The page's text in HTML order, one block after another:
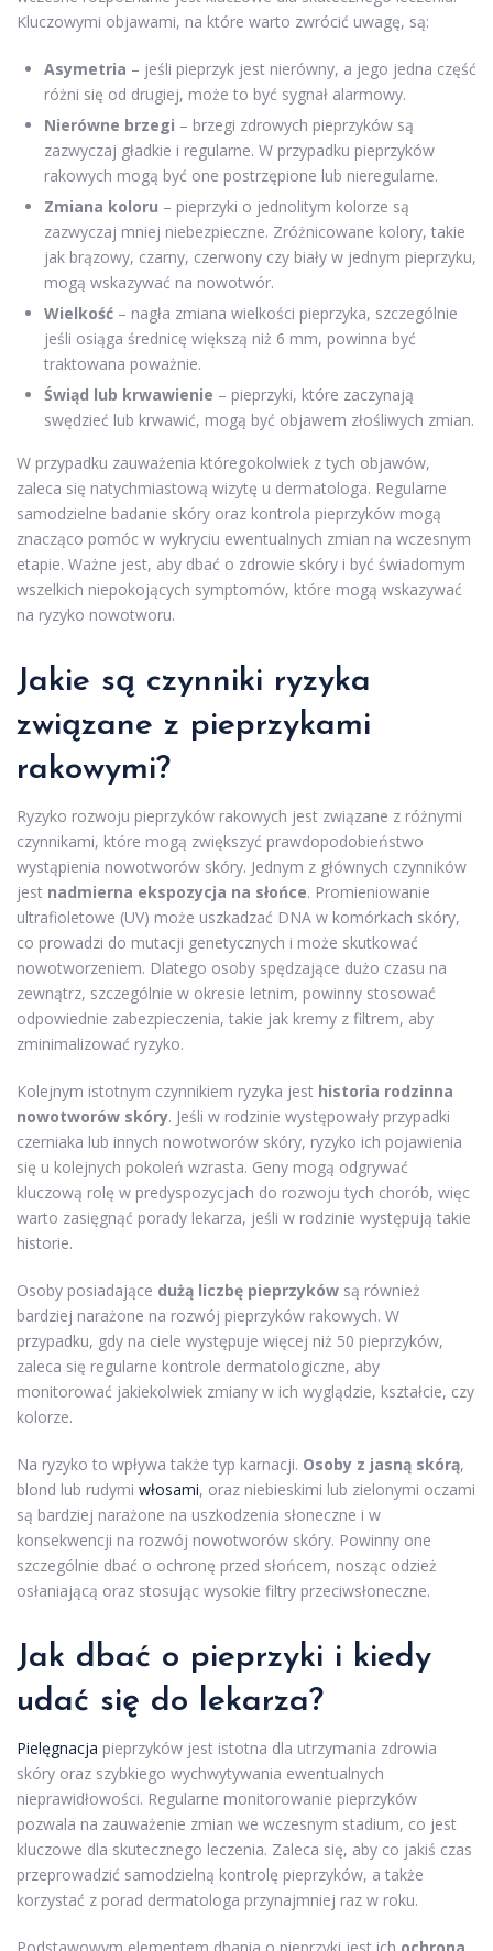
Kluczowymi objawami, na które warto zwrócić uwagę, są:
Asymetria – jeśli pieprzyk jest nierówny, a jego jedna część
różni się od drugiej, może to być sygnał alarmowy.
Nierówne brzegi – brzegi zdrowych pieprzyków są
zazwyczaj gładkie i regularne. W przypadku pieprzyków
rakowych mogą być one postrzępione lub nieregularne.
Zmiana koloru – pieprzyki o jednolitym kolorze są
zazwyczaj mniej niebezpieczne. Zróżnicowane kolory, takie
jak brązowy, czarny, czerwony czy biały w jednym pieprzyku,
mogą wskazywać na nowotwór.
Wielkość – nagła zmiana wielkości pieprzyka, szczególnie
jeśli osiąga średnicę większą niż 6 mm, powinna być
traktowana poważnie.
Świąd lub krwawienie – pieprzyki, które zaczynają
swędzieć lub krwawić, mogą być objawem złośliwych zmian.
W przypadku zauważenia któregokolwiek z tych objawów,
zaleca się natychmiastową wizytę u dermatologa. Regularne
samodzielne badanie skóry oraz kontrola pieprzyków mogą
znacząco pomóc w wykryciu ewentualnych zmian na wczesnym
etapie. Ważne jest, aby dbać o zdrowie skóry i być świadomym
wszelkich niepokojących symptomów, które mogą wskazywać
na ryzyko nowotworu.
Jakie są czynniki ryzyka
związane z pieprzykami
rakowymi?
Ryzyko rozwoju pieprzyków rakowych jest związane z różnymi
czynnikami, które mogą zwiększyć prawdopodobieństwo
wystąpienia nowotworów skóry. Jednym z głównych czynników
jest nadmierna ekspozycja na słońce. Promieniowanie
ultrafioletowe (UV) może uszkadzać DNA w komórkach skóry,
co prowadzi do mutacji genetycznych i może skutkować
nowotworzeniem. Dlatego osoby spędzające dużo czasu na
zewnątrz, szczególnie w okresie letnim, powinny stosować
odpowiednie zabezpieczenia, takie jak kremy z filtrem, aby
zminimalizować ryzyko.
Kolejnym istotnym czynnikiem ryzyka jest historia rodzinna
nowotworów skóry. Jeśli w rodzinie występowały przypadki
czerniaka lub innych nowotworów skóry, ryzyko ich pojawienia
się u kolejnych pokoleń wzrasta. Geny mogą odgrywać
kluczową rolę w predyspozycjach do rozwoju tych chorób, więc
warto zasięgnąć porady lekarza, jeśli w rodzinie występują takie
historie.
Osoby posiadające dużą liczbę pieprzyków są również
bardziej narażone na rozwój pieprzyków rakowych. W
przypadku, gdy na ciele występuje więcej niż 50 pieprzyków,
zaleca się regularne kontrole dermatologiczne, aby
monitorować jakiekolwiek zmiany w ich wyglądzie, kształcie, czy
kolorze.
Na ryzyko to wpływa także typ karnacji. Osoby z jasną skórą,
blond lub rudymi włosami, oraz niebieskimi lub zielonymi oczami
są bardziej narażone na uszkodzenia słoneczne i w
konsekwencji na rozwój nowotworów skóry. Powinny one
szczególnie dbać o ochronę przed słońcem, nosząc odzież
osłaniającą oraz stosując wysokie filtry przeciwsłoneczne.
Jak dbać o pieprzyki i kiedy
udać się do lekarza?
Pielęgnacja pieprzyków jest istotna dla utrzymania zdrowia
skóry oraz szybkiego wychwytywania ewentualnych
nieprawidłowości. Regularne monitorowanie pieprzyków
pozwala na zauważenie zmian we wczesnym stadium, co jest
kluczowe dla skutecznego leczenia. Zaleca się, aby co jakiś czas
przeprowadzić samodzielną kontrolę pieprzyków, a także
korzystać z porad dermatologa przynajmniej raz w roku.
Podstawowym elementem dbania o pieprzyki jest ich ochrona